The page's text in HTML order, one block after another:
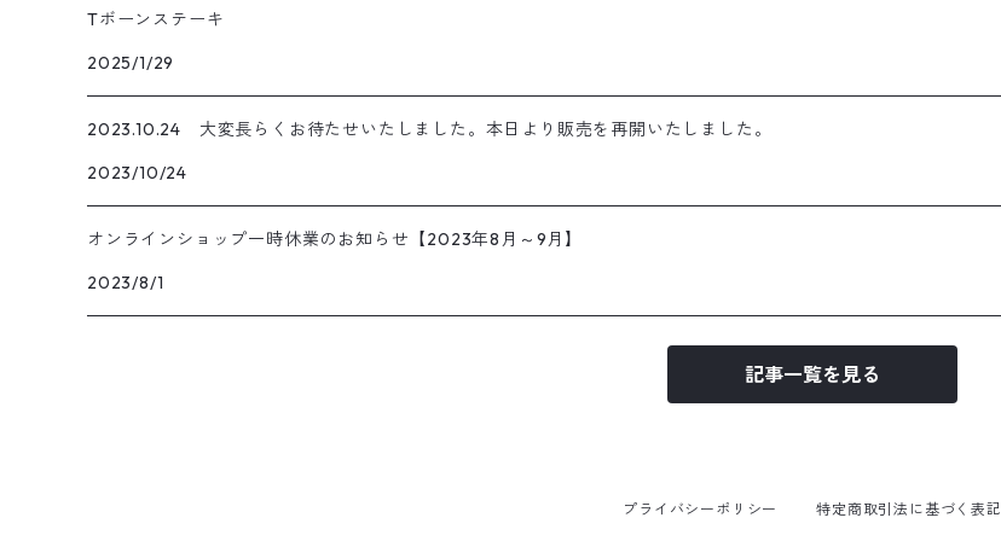
Tボーンステーキ
2025/1/29
2023.10.24 大変長らくお待たせいたしました。本日より販売を再開いたしました。
2023/10/24
オンラインショップ一時休業のお知らせ【2023年8月～9月】
2023/8/1
記事一覧を見る
プライバシーポリシー 特定商取引法に基づく表記